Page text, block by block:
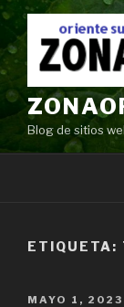
Ir
contenido
Blog de sitios
ETIQUETA:
POSTED
MAYO 1, 2023